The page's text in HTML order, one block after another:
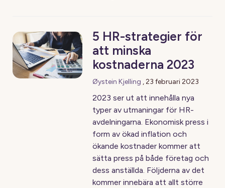
5 HR-strategier för
att minska
kostnaderna 2023
Øystein Kjelling ,23 februari 2023
2023 ser ut att innehålla nya
typer av utmaningar för HR-
avdelningarna. Ekonomisk press i
form av ökad inflation och
ökande kostnader kommer att
sätta press på både företag och
dess anställda. Följderna av det
kommer innebära att allt större